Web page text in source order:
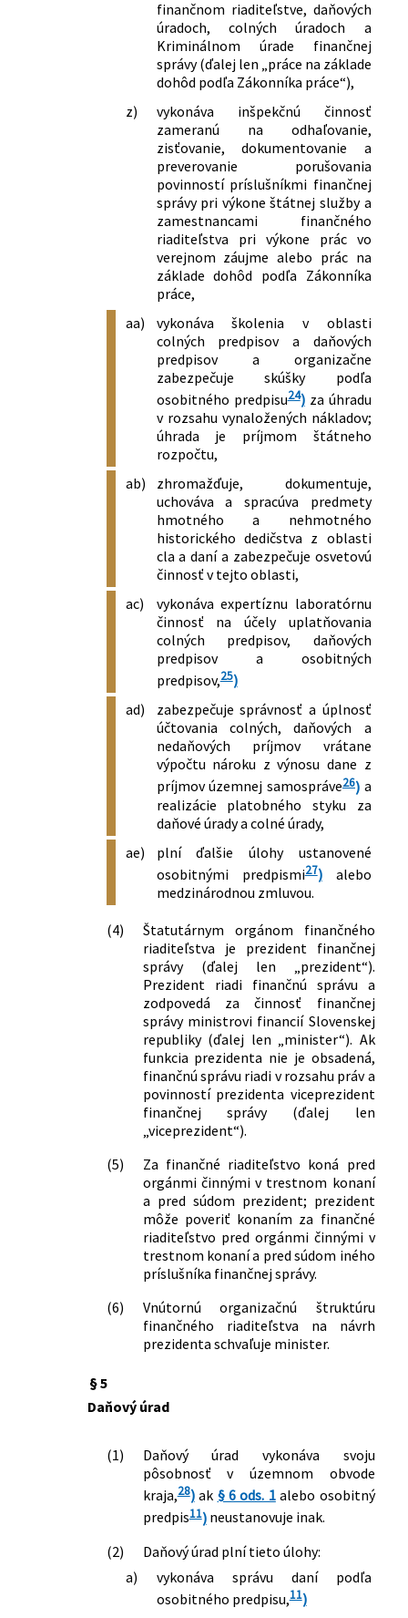
finančnom riaditeľstve, daňových
úradoch, colných úradoch a
Kriminálnom úrade finančnej
správy (ďalej len „práce na základe
dohôd podľa Zákonníka práce“),
z)
vykonáva inšpekčnú činnosť
zameranú na odhaľovanie,
zisťovanie, dokumentovanie a
preverovanie porušovania
povinností príslušníkmi finančnej
správy pri výkone štátnej služby a
zamestnancami finančného
riaditeľstva pri výkone prác vo
verejnom záujme alebo prác na
základe dohôd podľa Zákonníka
práce,
aa)
vykonáva školenia v oblasti
colných predpisov a daňových
predpisov a organizačne
zabezpečuje skúšky podľa
osobitného predpisu24)za úhradu
v rozsahu vynaložených nákladov;
úhrada je príjmom štátneho
rozpočtu,
ab)
zhromažďuje, dokumentuje,
uchováva a spracúva predmety
hmotného a nehmotného
historického dedičstva z oblasti
cla a daní a zabezpečuje osvetovú
činnosť v tejto oblasti,
ac)
vykonáva expertíznu laboratórnu
činnosť na účely uplatňovania
colných predpisov, daňových
predpisov a osobitných
predpisov,25)
ad)
zabezpečuje správnosť a úplnosť
účtovania colných, daňových a
nedaňových príjmov vrátane
výpočtu nároku z výnosu dane z
príjmov územnej samospráve26) a
realizácie platobného styku za
daňové úrady a colné úrady,
ae)
plní ďalšie úlohy ustanovené
osobitnými predpismi27)alebo
medzinárodnou zmluvou.
(4)
Štatutárnym orgánom finančného
riaditeľstva je prezident finančnej
správy (ďalej len „prezident“).
Prezident riadi finančnú správu a
zodpovedá za činnosť finančnej
správy ministrovi financií Slovenskej
republiky (ďalej len „minister“). Ak
funkcia prezidenta nie je obsadená,
finančnú správu riadi v rozsahu práv a
povinností prezidenta viceprezident
finančnej správy (ďalej len
„viceprezident“).
(5)
Za finančné riaditeľstvo koná pred
orgánmi činnými v trestnom konaní
a pred súdom prezident; prezident
môže poveriť konaním za finančné
riaditeľstvo pred orgánmi činnými v
trestnom konaní a pred súdom iného
príslušníka finančnej správy.
(6)
Vnútornú organizačnú štruktúru
finančného riaditeľstva na návrh
prezidenta schvaľuje minister.
§ 5
Daňový úrad
(1)
Daňový úrad vykonáva svoju
pôsobnosť v územnom obvode
kraja,28)ak § 6 ods. 1alebo osobitný
predpis11)neustanovuje inak.
(2)
Daňový úrad plní tieto úlohy:
a)
vykonáva správu daní podľa
osobitného predpisu,11)